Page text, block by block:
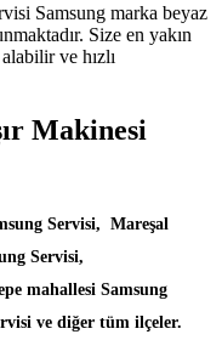
Samsung marka beyaz
Size en yakın
ve hızlı
Makinesi
Servisi, Mareşal
Servisi,
mahallesi Samsung
ve diğer tüm ilçeler.